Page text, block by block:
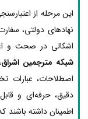
این مرحله از
نهادهای دولتی،
اشکالی در صحت و
شبکه مترجمین اشراق
اصطلاحات، عبارات
دقیق، حرفه‌ای و قابل
اطمینان داشته باشند